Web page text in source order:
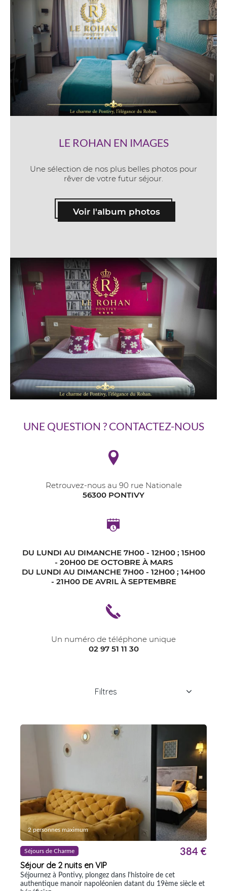
LE ROHAN EN IMAGES
Une sélection de nos plus belles photos pour
rêver de votre futur séjour.
Voir l'album photos
UNE QUESTION ? CONTACTEZ-NOUS
Retrouvez-nous au 90 rue Nationale
56300 PONTIVY
DU LUNDI AU DIMANCHE 7H00 - 12H00 ; 15H00
- 20H00 DE OCTOBRE À MARS
DU LUNDI AU DIMANCHE 7H00 - 12H00 ; 14H00
- 21H00 DE AVRIL À SEPTEMBRE
Un numéro de téléphone unique
02 97 51 11 30